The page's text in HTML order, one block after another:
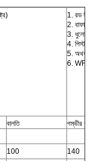
1. রড
2.
3. ধুলো
4. পিস্টন
5. অথবা
6. WR
বালতি
গম্ভীর
100
140